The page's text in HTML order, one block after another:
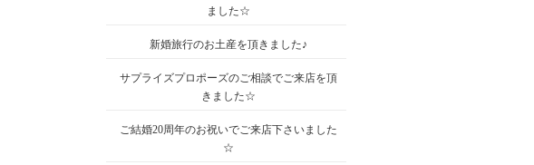
ました☆
新婚旅行のお土産を頂きました♪
サプライズプロポーズのご相談でご来店を頂
きました☆
ご結婚20周年のお祝いでご来店下さいました
☆